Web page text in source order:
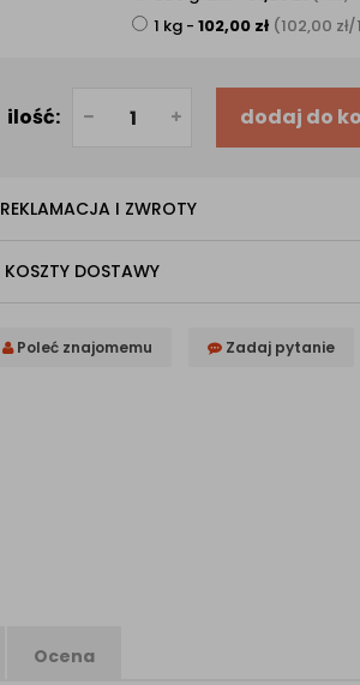
1 kg - 102,00 zł (102,00 zł/
ilość: dodaj do
REKLAMACJA I ZWROTY
KOSZTY DOSTAWY
Poleć znajomemu Zadaj pytanie
Ocena